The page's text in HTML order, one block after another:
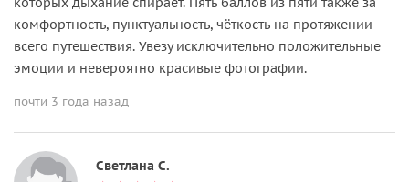
комфортность, пунктуальность, чёткость на протяжении
всего путешествия. Увезу исключительно положительные
эмоции и невероятно красивые фотографии.
почти 3 года назад
Светлана С.